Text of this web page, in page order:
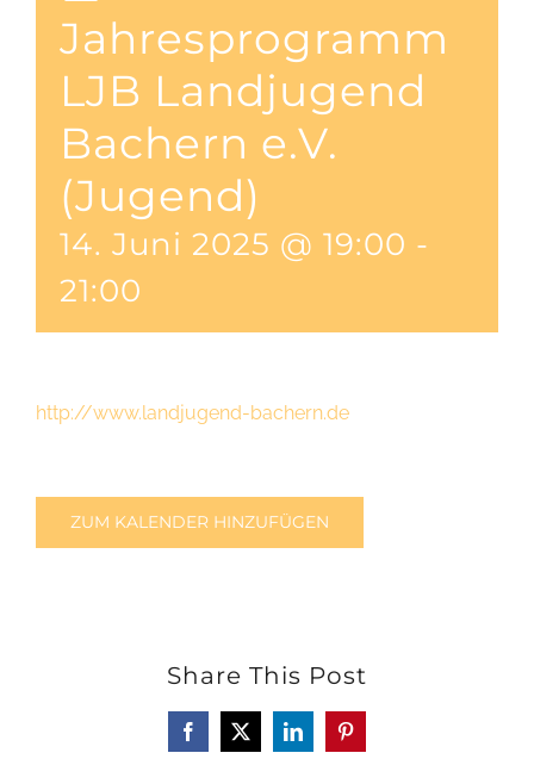
Jahresprogramm
LJB Landjugend
Bachern e.V.
(Jugend)
14. Juni 2025 @ 19:00 -
21:00
http://www.landjugend-bachern.de
ZUM KALENDER HINZUFÜGEN
Share This Post
Facebook
X LinkedInPinterest